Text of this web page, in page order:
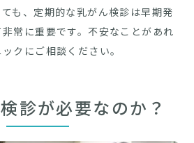
も、定期的な乳がん検診は早期発
常に重要です。不安なことがあれ
クにご相談ください。
診が必要なのか？